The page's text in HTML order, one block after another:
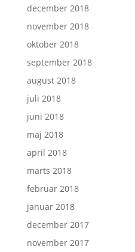
december 2018
november 2018
oktober 2018
september 2018
august 2018
juli 2018
juni 2018
maj 2018
april 2018
marts 2018
februar 2018
januar 2018
december 2017
november 2017